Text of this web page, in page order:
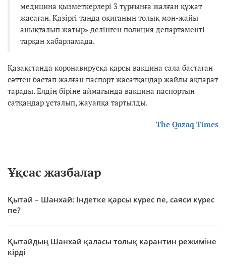
медицина қызметкерлері 3 тұрғынға жалған құжат
жасаған. Қазіргі таңда оқиғаның толық мән-жайы
анықталып жатыр» делінген полиция департаменті
тарқан хабарламада.
Қазақстанда коронавирусқа қарсы вакцина сала бастаған
сәттен бастап жалған паспорт жасатқандар жайлы ақпарат
тарады. Елдің біріне аймағында вакцина паспортын
сатқандар ұсталып, жауапқа тартылды.
The Qazaq Times
Ұқсас жазбалар
Қытай – Шанхай: Індетке қарсы күрес пе, саяси күрес
пе?
Қытайдың Шанхай қаласы толық карантин режиміне
кірді